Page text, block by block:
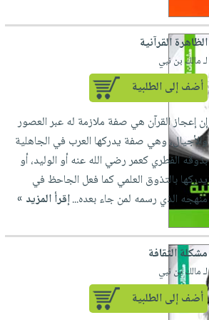
الظاهرة القرآنية
لـ مالك بن نبي
أضف إلى الطلبية
إن إعجاز القرآن هي صفة ملازمة له عبر العصور
والأجيال، وهي صفة يدركها العرب في الجاهلية
بذوقه الفطري كعمر رضي الله عنه أو الوليد، أو
يدركها بالتذوق العلمي كما فعل الجاحظ في
منهجه الذي رسمه لمن جاء بعده...إقرأ المزيد »
مشكلة الثقافة
لـ مالك بن نبي
أضف إلى الطلبية